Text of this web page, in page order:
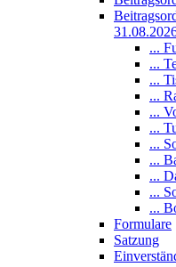
...
...
...
...
...
...
...
...
...
...
...
Formulare
Satzung